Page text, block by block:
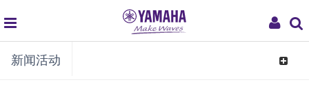
My
global
navigation
新闻活动
Toggle